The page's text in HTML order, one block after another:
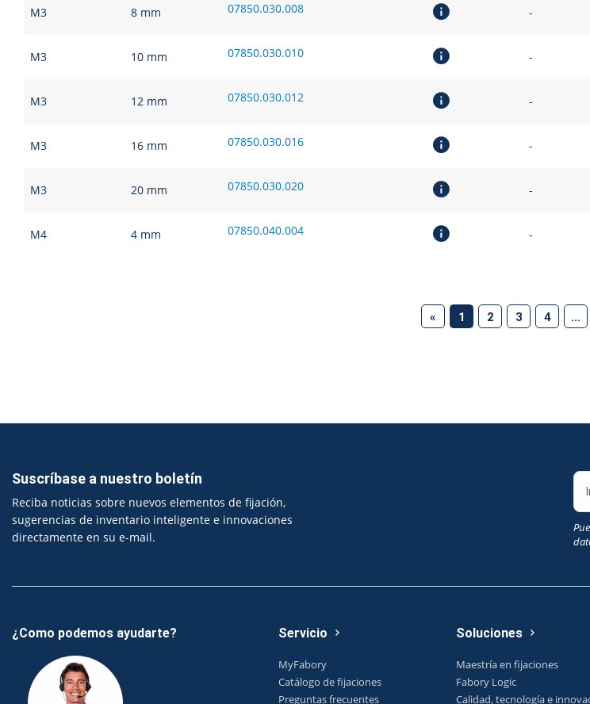
M3 8 mm 07850.030.008 -
M3 10 mm 07850.030.010 -
M3 12 mm 07850.030.012 -
M3 16 mm 07850.030.016 -
M3 20 mm 07850.030.020 -
M4 4 mm 07850.040.004 -
« 1 (current)
2 3 4 ...
Suscríbase a nuestro boletín
Reciba noticias sobre nuevos elementos de fijación,
sugerencias de inventario inteligente e innovaciones
directamente en su e-mail.
¿Como podemos ayudarte? Servicio
MyFabory
Catálogo de fijaciones
Preguntas frecuentes
Soluciones
Maestría en fijaciones
Fabory Logic
Calidad, tecnología e